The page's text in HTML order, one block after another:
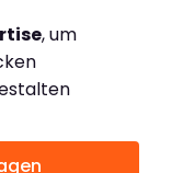
, um